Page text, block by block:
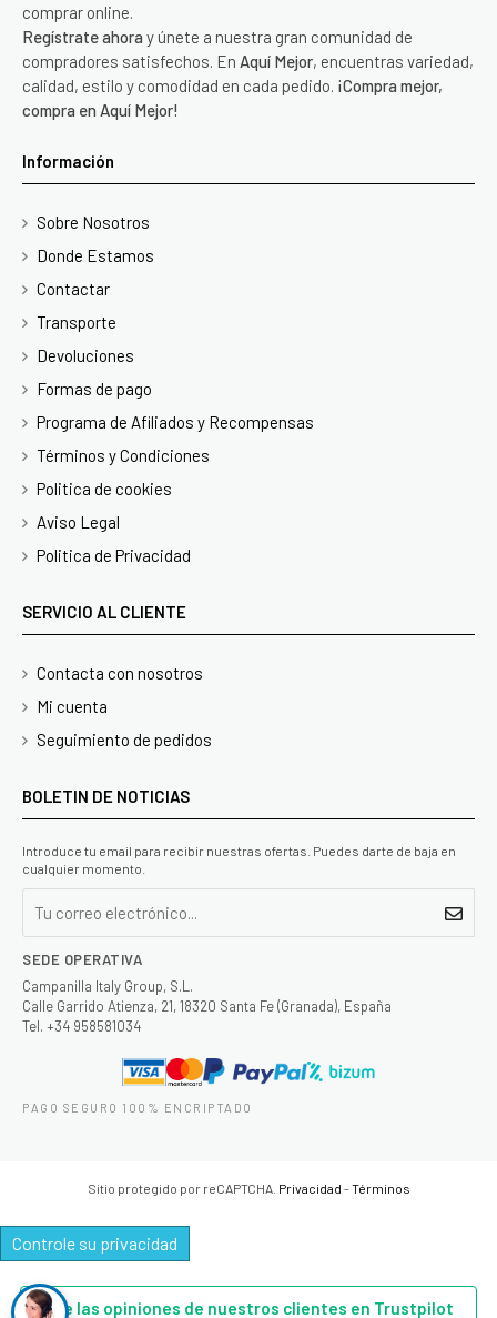
comprar online.
Regístrate ahora y únete a nuestra gran comunidad de
compradores satisfechos. En Aquí Mejor, encuentras variedad,
calidad, estilo y comodidad en cada pedido. ¡Compra mejor,
compra en Aquí Mejor!
Información
Sobre Nosotros
Donde Estamos
Contactar
Transporte
Devoluciones
Formas de pago
Programa de Afiliados y Recompensas
Términos y Condiciones
Politica de cookies
Aviso Legal
Politica de Privacidad
SERVICIO AL CLIENTE
Contacta con nosotros
Mi cuenta
Seguimiento de pedidos
BOLETIN DE NOTICIAS
Introduce tu email para recibir nuestras ofertas. Puedes darte de baja en
cualquier momento.
SEDE OPERATIVA
Campanilla Italy Group, S.L.
Calle Garrido Atienza, 21, 18320 Santa Fe (Granada), España
Tel. +34 958581034
PAGO SEGURO 100% ENCRIPTADO
Sitio protegido por reCAPTCHA. Privacidad -Términos
Controle su privacidad
Lee las opiniones de nuestros clientes en Trustpilot